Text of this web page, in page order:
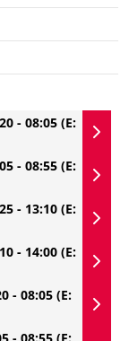
- 08:05 (E:
- 08:55 (E:
- 13:10 (E:
- 14:00 (E:
- 08:05 (E: